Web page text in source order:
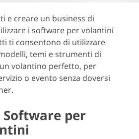
e creare un business di
i software per volantini
ti consentono di utilizzare
temi e strumenti di
volantino perfetto, per
o evento senza doversi
per